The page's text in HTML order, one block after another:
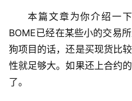
本篇文章为你介绍一
BOME已经在某些小的交易
狗项目的话，还是买现货比
性就足够大。如果还上合约
了。